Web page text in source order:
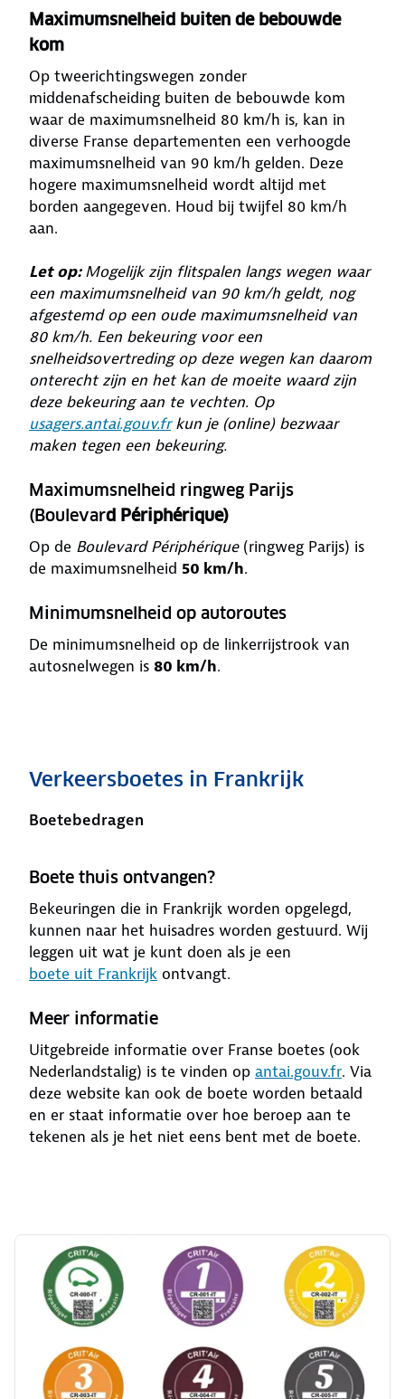
Maximumsnelheid buiten de bebouwde
kom
Op tweerichtingswegen zonder
middenafscheiding buiten de bebouwde kom
waar de maximumsnelheid 80 km/h is, kan in
diverse Franse departementen een verhoogde
maximumsnelheid van 90 km/h gelden. Deze
hogere maximumsnelheid wordt altijd met
borden aangegeven. Houd bij twijfel 80 km/h
aan.
Let op:Mogelijk zijn flitspalen langs wegen waar
een maximumsnelheid van 90 km/h geldt, nog
afgestemd op een oude maximumsnelheid van
80 km/h. Een bekeuring voor een
snelheidsovertreding op deze wegen kan daarom
onterecht zijn en het kan de moeite waard zijn
deze bekeuring aan te vechten. Op
usagers.antai.gouv.frkun je (online) bezwaar
maken tegen een bekeuring.
Maximumsnelheid ringweg Parijs
(Boulevard Périphérique)
Op de Boulevard Périphérique(ringweg Parijs) is
de maximumsnelheid 50 km/h.
Minimumsnelheid op autoroutes
De minimumsnelheid op de linkerrijstrook van
autosnelwegen is 80 km/h.
Verkeersboetes in Frankrijk
Boetebedragen
Boete thuis ontvangen?
Bekeuringen die in Frankrijk worden opgelegd,
kunnen naar het huisadres worden gestuurd. Wij
leggen uit wat je kunt doen als je een
boete uit Frankrijk ontvangt.
Meer informatie
Uitgebreide informatie over Franse boetes (ook
Nederlandstalig) is te vinden op antai.gouv.fr. Via
deze website kan ook de boete worden betaald
en er staat informatie over hoe beroep aan te
tekenen als je het niet eens bent met de boete.